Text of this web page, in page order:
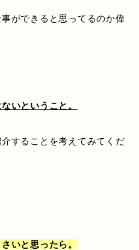
ができると思ってるのか偉
いということ。
することを考えてみてくだ
いと思ったら。